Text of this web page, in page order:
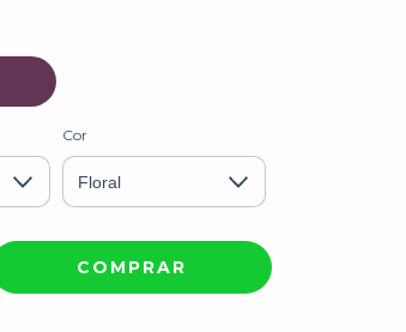
Cor